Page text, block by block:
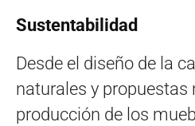
Sustentabilidad
Desde el diseño de la
naturales y propuestas
producción de los